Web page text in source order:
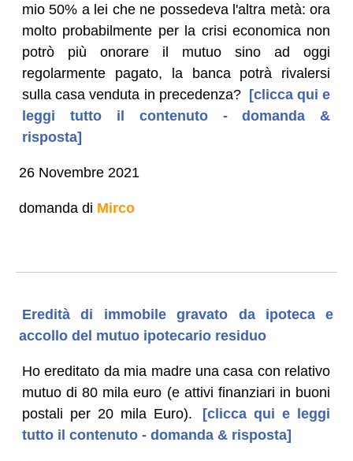
mio 50% a lei che ne possedeva l'altra metà: ora
molto probabilmente per la crisi economica non
potrò più onorare il mutuo sino ad oggi
regolarmente pagato, la banca potrà rivalersi
sulla casa venduta in precedenza? [clicca qui e
leggi tutto il contenuto - domanda &
risposta]
26 Novembre 2021
domanda di Mirco
Eredità di immobile gravato da ipoteca e
accollo del mutuo ipotecario residuo
Ho ereditato da mia madre una casa con relativo
mutuo di 80 mila euro (e attivi finanziari in buoni
postali per 20 mila Euro).
[clicca qui e leggi
tutto il contenuto - domanda & risposta]